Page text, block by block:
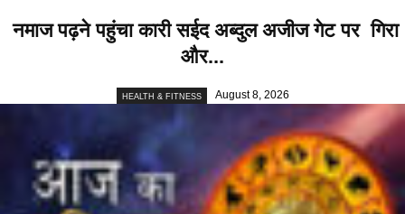
नमाज पढ़ने पहुंचा कारी सईद अब्दुल अजीज गेट पर गिरा
और...
HEALTH & FITNESS August 8, 2026